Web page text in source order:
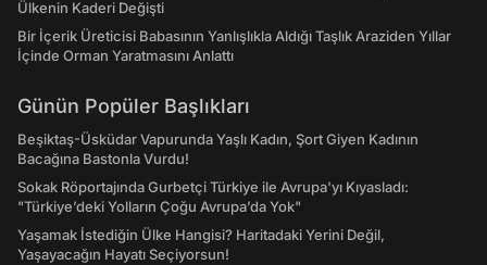
Ülkenin Kaderi Değişti
Bir İçerik Üreticisi Babasının Yanlışlıkla Aldığı Taşlık Araziden Yıllar
İçinde Orman Yaratmasını Anlattı
Günün Popüler Başlıkları
Beşiktaş-Üsküdar Vapurunda Yaşlı Kadın, Şort Giyen Kadının
Bacağına Bastonla Vurdu!
Sokak Röportajında Gurbetçi Türkiye ile Avrupa'yı Kıyasladı:
"Türkiye’deki Yolların Çoğu Avrupa’da Yok"
Yaşamak İstediğin Ülke Hangisi? Haritadaki Yerini Değil,
Yaşayacağın Hayatı Seçiyorsun!